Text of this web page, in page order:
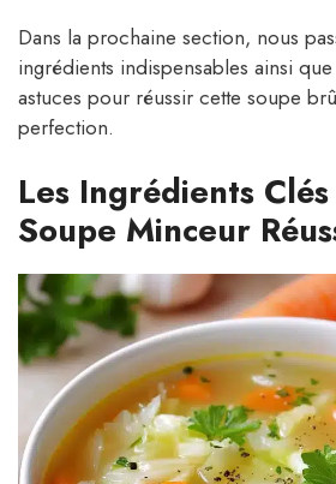
Dans la prochaine section, nous
ingrédients indispensables ainsi
astuces pour réussir cette soupe
perfection.
Les Ingrédients
Soupe Minceur